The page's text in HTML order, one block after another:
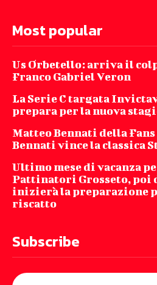
Most popular
Us Orbetello: arriva il
Franco Gabriel Veron
La Serie C targata
prepara per la nuova
Matteo Bennati della
Bennati vince la classica
Ultimo mese di vacanza
Pattinatori Grosseto, poi
inizierà la preparazione
riscatto
Subscribe